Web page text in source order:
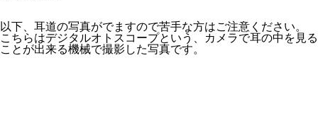
以下、耳道の写真がでますので苦手な方はご注意ください。
こちらはデジタルオトスコープという、カメラで耳の中を見る
ことが出来る機械で撮影した写真です。